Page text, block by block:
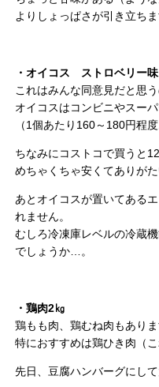
よりしょっぱさが引き立ちま
・オイコス ストロベリー味
これはみんな同意見だと思う
オイコスはコンビニやスー
（1個あたり160～180円程度
ちなみにコストコで買うと
めちゃくちゃ安くてありがた
あとオイコスが置いてある
れません。
むしろ冷凍庫レベルの冷蔵
でしょうか…。
・鶏肉2㎏
鶏もも肉、鶏むね肉もあり
特におすすめは鶏ひき肉（
先日、豆腐ハンバーグにし